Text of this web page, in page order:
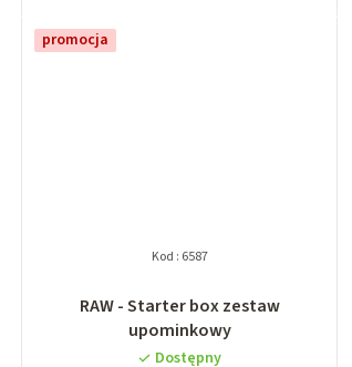
promocja
RAW - Starter box zestaw
upominkowy
Dostępny
Kod : 6587